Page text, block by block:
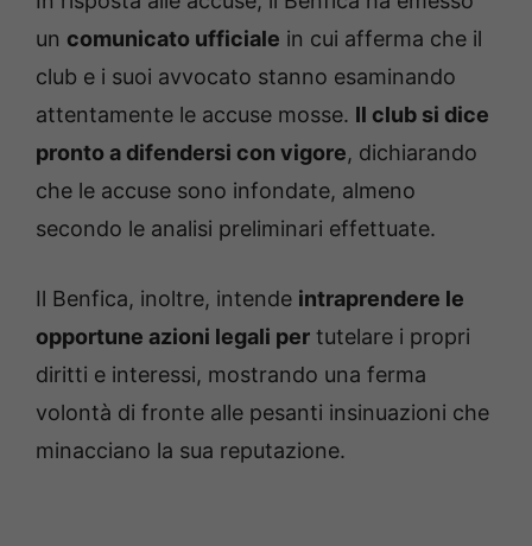
un comunicato ufficiale in cui afferma che il
club e i suoi avvocato stanno esaminando
attentamente le accuse mosse. Il club si dice
pronto a difendersi con vigore, dichiarando
che le accuse sono infondate, almeno
secondo le analisi preliminari effettuate.
Il Benfica, inoltre, intende intraprendere le
opportune azioni legali per tutelare i propri
diritti e interessi, mostrando una ferma
volontà di fronte alle pesanti insinuazioni che
minacciano la sua reputazione.